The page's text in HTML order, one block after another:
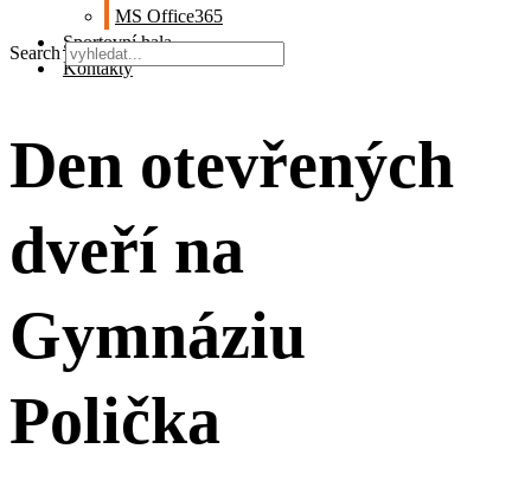
MS Office365
Sportovní hala
Kontakty
Search
Den otevřených
dveří na
Gymnáziu
Polička